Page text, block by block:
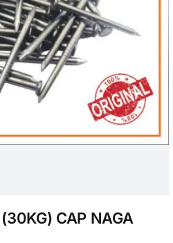
CAP NAGA